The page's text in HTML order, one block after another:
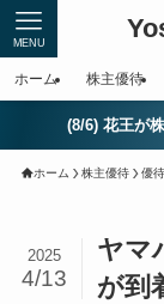
MENU
ホーム 株主優待
(8/6) 花王が
ホーム 株主優待 優
ヤマ
が到
2025
4/13